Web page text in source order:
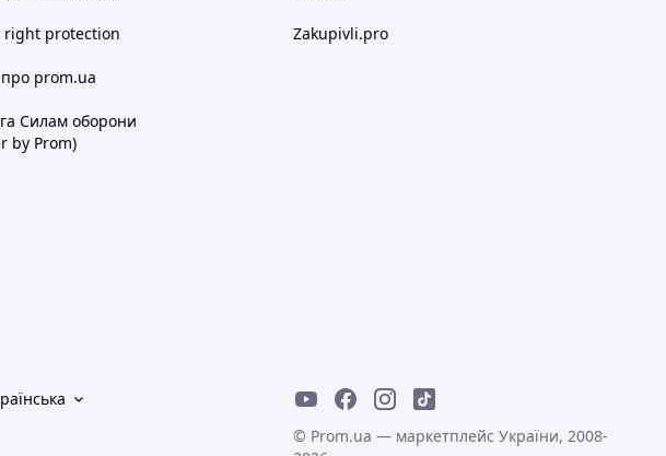
right protection
про prom.ua
Силам оборони
by Prom)
Zakupivli.pro
© Prom.ua — маркетплейс України, 2008-